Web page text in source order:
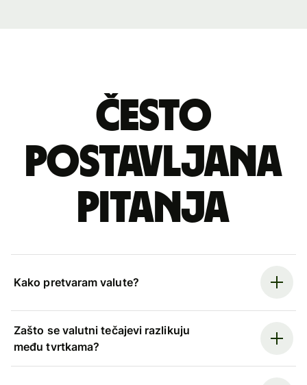
Često
postavljana
pitanja
Kako pretvaram valute?
Zašto se valutni tečajevi razlikuju
među tvrtkama?